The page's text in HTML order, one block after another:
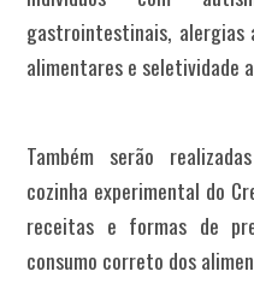
gastrointestinais, alergias
alimentares e seletividade
Também serão
cozinha experimental do
receitas e formas de
consumo correto dos